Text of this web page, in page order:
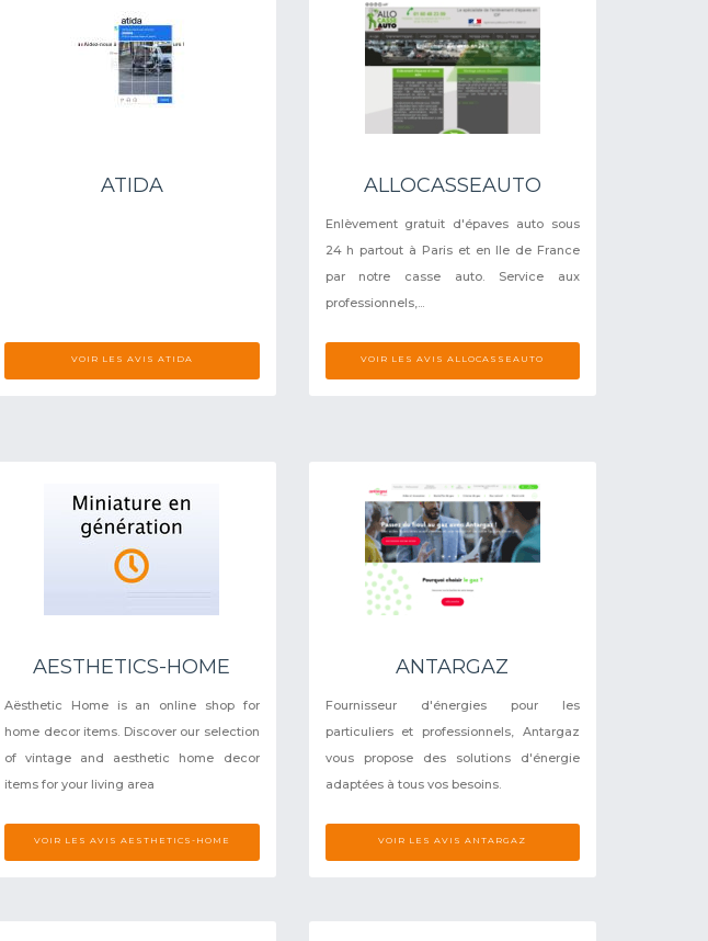
ATIDA
VOIR LES AVIS ATIDA
ALLOCASSEAUTO
Enlèvement gratuit d'épaves auto sous
24 h partout à Paris et en Ile de France
par notre casse auto. Service aux
professionnels,...
VOIR LES AVIS ALLOCASSEAUTO
AESTHETICS-HOME
Aësthetic Home is an online shop for
home decor items. Discover our selection
of vintage and aesthetic home decor
items for your living area
VOIR LES AVIS AESTHETICS-HOME
ANTARGAZ
Fournisseur d'énergies pour les
particuliers et professionnels, Antargaz
vous propose des solutions d'énergie
adaptées à tous vos besoins.
VOIR LES AVIS ANTARGAZ